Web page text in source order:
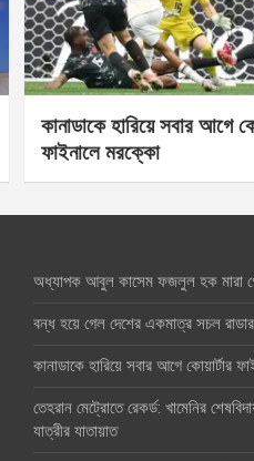
কানাডাকে হারিয়ে সবার আগে
ফাইনালে মরক্কো
অধ্যাপক আবুল কাসেম ফজলুল হক মারা
বন্ধ হয়ে গেল দেশের একমাত্র সচল রাডার
কানাডাকে হারিয়ে সবার আগে কোয়ার্টার
তেহরান মেট্রোতে রেকর্ড: খামেনির
যাত্রীর যাতায়াত